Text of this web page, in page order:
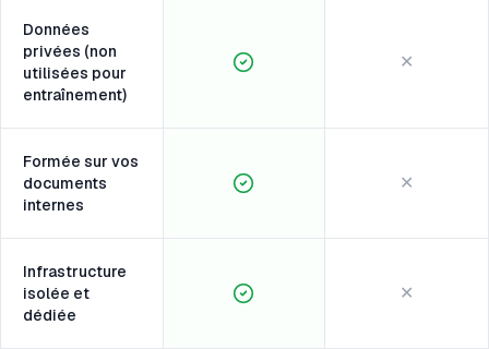
Données
privées (non
utilisées pour
entraînement)
✕
Formée sur vos
documents
internes
✕
Infrastructure
isolée et
dédiée
✕